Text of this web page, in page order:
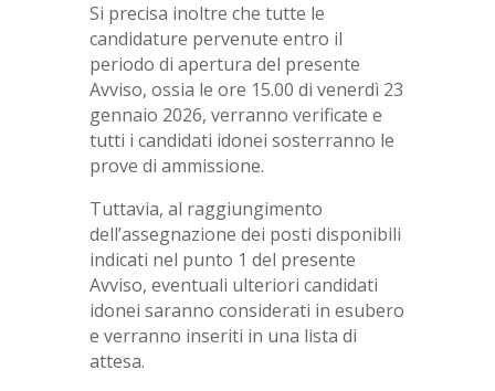
Si precisa inoltre che tutte le
candidature pervenute entro il
periodo di apertura del presente
Avviso, ossia le ore 15.00 di venerdì 23
gennaio 2026, verranno verificate e
tutti i candidati idonei sosterranno le
prove di ammissione.
Tuttavia, al raggiungimento
dell’assegnazione dei posti disponibili
indicati nel punto 1 del presente
Avviso, eventuali ulteriori candidati
idonei saranno considerati in esubero
e verranno inseriti in una lista di
attesa.